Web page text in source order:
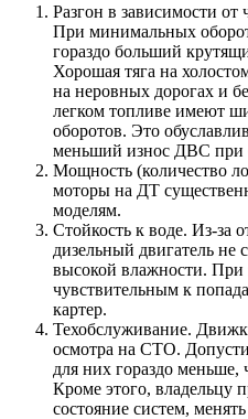
Разгон в зависимости от
При минимальных
гораздо больший
Хорошая тяга на
на неровных дорогах и
легком топливе имеют
оборотов. Это
меньший износ ДВС при
Мощность (количество
моторы на ДТ
моделям.
Стойкость к воде. Из-за
дизельный двигатель не
высокой влажности. При
чувствительным к
картер.
Техобслуживание.
осмотра на СТО.
для них гораздо меньше,
Кроме этого, владельцу
состояние систем,